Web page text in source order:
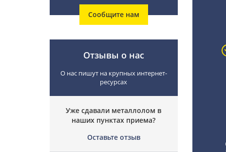
Сообщите нам
Отзывы о нас
О нас пишут на крупных интернет-
ресурсах
Уже сдавали металлолом в
наших пунктах приема?
Оставьте отзыв